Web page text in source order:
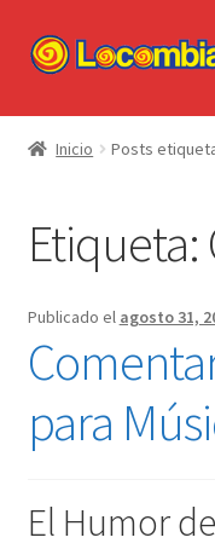
Ir
a
navegación
Ir
al
Locombianos
El Chuzo
Camisetas
Stickers
Ayuda al Cliente
Inicio Posts
Etiqueta:
Publicado el agosto 31,
para
El Humor